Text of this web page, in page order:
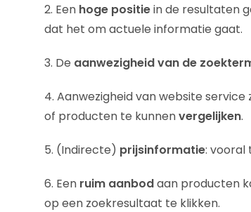
2. Een hoge positiein de resultaten
dat het om actuele informatie gaat.
3. De aanwezigheid van de
4. Aanwezigheid van website
of producten te kunnenvergelijken.
5. (Indirecte) prijsinformatie: vooral
6. Een ruim aanbodaan producten
op een zoekresultaat te klikken.